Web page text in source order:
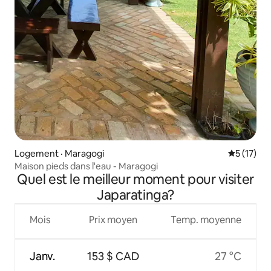
Logement · Maragogi Note
5 (17)
Maison pieds dans l'eau - Maragogi
Quel est le meilleur moment pour visiter
Japaratinga?
Mois
Janv.
Prix moyen
153 $ CAD
Temp. moyenne
27 °C